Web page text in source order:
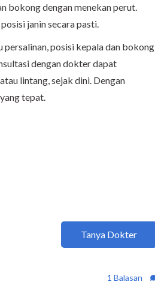
bokong dengan menekan perut.
janin secara pasti.
posisi kepala dan bokong
dengan dokter dapat
atau lintang, sejak dini. Dengan
tepat.